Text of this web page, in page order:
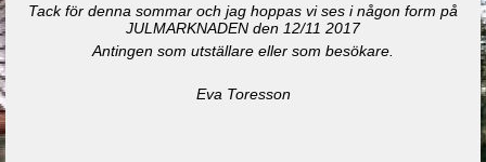
Tack för denna sommar och jag hoppas vi ses i någon form på
JULMARKNADEN den 12/11 2017
Antingen som utställare eller som besökare.
Eva Toresson